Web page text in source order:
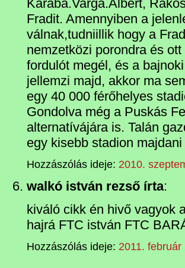
Karába.Varga.Albert,
Fradit. Amennyiben a
válnak,tudniillik hogy a
nemzetközi porondra és
fordulót megél, és a
jellemzi majd, akkor ma
egy 40 000 férőhelyes
Gondolva még a Puskás
alternatívájára is. Talán
egy kisebb stadion
Hozzászólás ideje: 2010.
walkó istván rezső írta:
kiváló cikk én hivő vagyok
hajrá FTC istván FTC
Hozzászólás ideje: 2011. február